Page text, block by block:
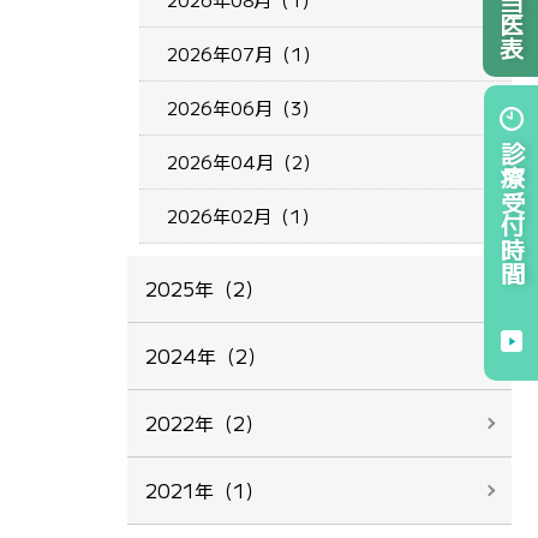
診療受付時間
2026年07月（1）
2026年06月（3）
2026年04月（2）
2026年02月（1）
2025年（2）
2024年（2）
2022年（2）
2021年（1）